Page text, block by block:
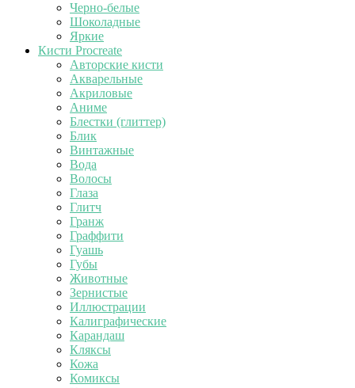
Черно-белые
Шоколадные
Яркие
Кисти Procreate
Авторские кисти
Акварельные
Акриловые
Аниме
Блестки (глиттер)
Блик
Винтажные
Вода
Волосы
Глаза
Глитч
Гранж
Граффити
Гуашь
Губы
Животные
Зернистые
Иллюстрации
Калиграфические
Карандаш
Кляксы
Кожа
Комиксы